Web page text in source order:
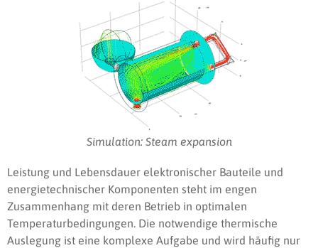
Simulation: Steam expansion
Leistung und Lebensdauer elektronischer Bauteile und
energietechnischer Komponenten steht im engen
Zusammenhang mit deren Betrieb in optimalen
Temperaturbedingungen. Die notwendige thermische
Auslegung ist eine komplexe Aufgabe und wird häufig nur